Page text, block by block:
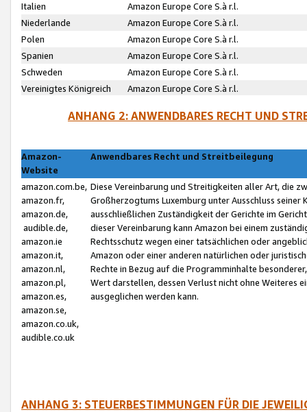
Italien
Amazon Europe Core S.à r.l.
Niederlande
Amazon Europe Core S.à r.l.
Polen
Amazon Europe Core S.à r.l.
Spanien
Amazon Europe Core S.à r.l.
Schweden
Amazon Europe Core S.à r.l.
Vereinigtes Königreich
Amazon Europe Core S.à r.l.
ANHANG 2: ANWENDBARES RECHT UND
Amazon-
Website
Anwendbares Recht und Streitbeilegung
amazon.com.be,
amazon.fr,
amazon.de,
audible.de,
amazon.ie
amazon.it,
amazon.nl,
amazon.pl,
amazon.es,
amazon.se,
amazon.co.uk,
audible.co.uk
Diese Vereinbarung und Streitigkeiten aller Art, die
Großherzogtums Luxemburg unter Ausschluss
ausschließlichen Zuständigkeit der Gerichte im
dieser Vereinbarung kann Amazon bei einem
Rechtsschutz wegen einer tatsächlichen oder
Amazon oder einer anderen natürlichen oder
Rechte in Bezug auf die Programminhalte
Wert darstellen, dessen Verlust nicht ohne Weiteres
ausgeglichen werden kann.
ANHANG 3: STEUERBESTIMMUNGEN FÜR DIE